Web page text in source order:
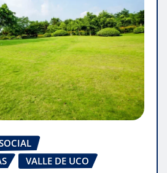
VALLE DE UCO